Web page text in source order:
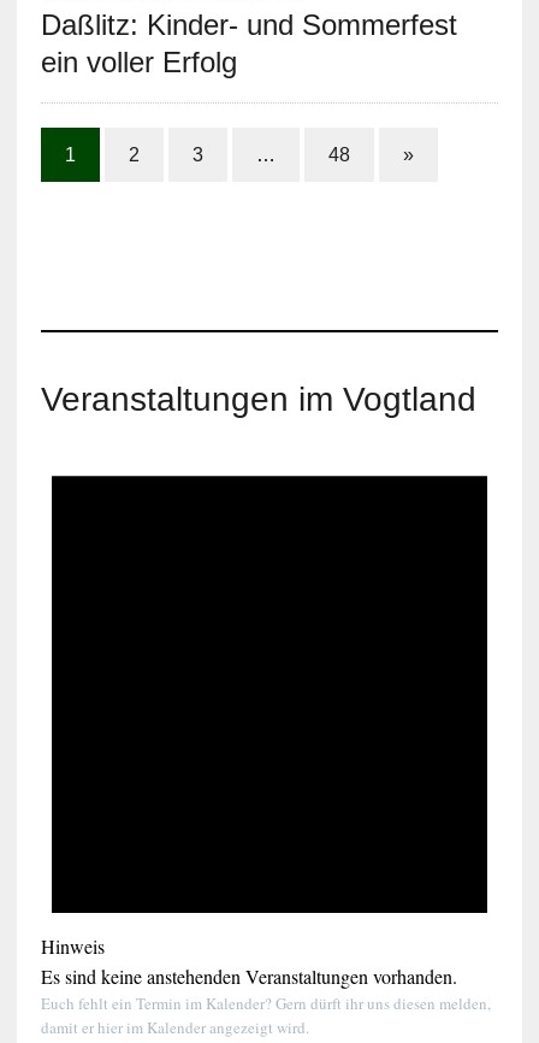
Daßlitz: Kinder- und Sommerfest
ein voller Erfolg
1 2 3 … 48 »
Veranstaltungen im Vogtland
Hinweis
Es sind keine anstehenden Veranstaltungen vorhanden.
Euch fehlt ein Termin im Kalender? Gern dürft ihr uns diesen melden,
damit er hier im Kalender angezeigt wird.